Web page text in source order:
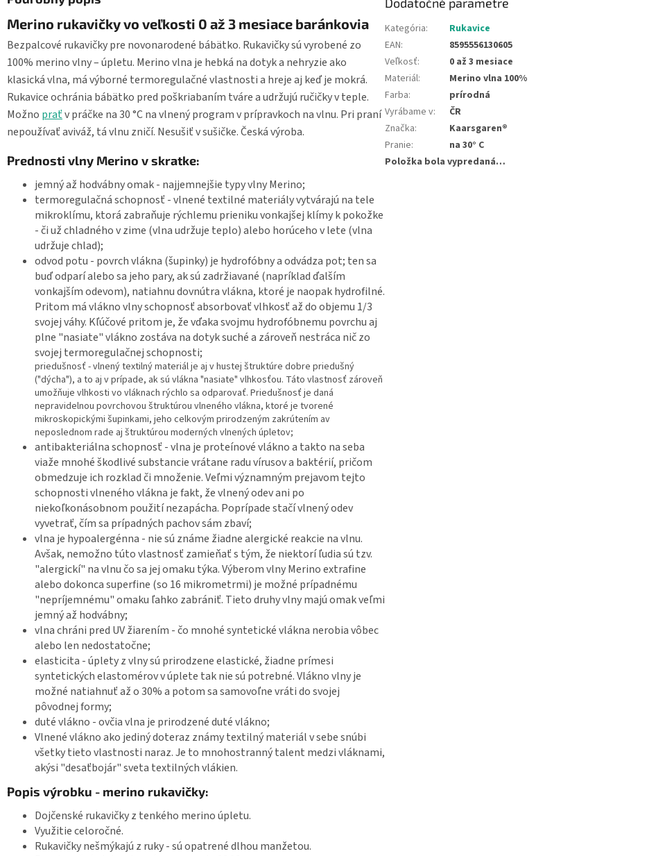
Merino rukavičky vo veľkosti 0 až 3 mesiace baránkovia
Bezpalcové rukavičky pre novonarodené bábätko. Rukavičky sú vyrobené zo
100% merino vlny – úpletu. Merino vlna je hebká na dotyk a nehryzie ako
klasická vlna, má výborné termoregulačné vlastnosti a hreje aj keď je mokrá.
Rukavice ochránia bábätko pred poškriabaním tváre a udržujú ručičky v teple.
Možno praťv práčke na 30 °C na vlnený program v prípravkoch na vlnu. Pri praní
nepoužívať aviváž, tá vlnu zničí. Nesušiť v sušičke. Česká výroba.
Prednosti vlny Merino v skratke:
jemný až hodvábny omak - najjemnejšie typy vlny Merino;
termoregulačná schopnosť - vlnené textilné materiály vytvárajú na tele
mikroklímu, ktorá zabraňuje rýchlemu prieniku vonkajšej klímy k pokožke
- či už chladného v zime (vlna udržuje teplo) alebo horúceho v lete (vlna
udržuje chlad);
odvod potu - povrch vlákna (šupinky) je hydrofóbny a odvádza pot; ten sa
buď odparí alebo sa jeho pary, ak sú zadržiavané (napríklad ďalším
vonkajším odevom), natiahnu dovnútra vlákna, ktoré je naopak hydrofilné.
Pritom má vlákno vlny schopnosť absorbovať vlhkosť až do objemu 1/3
svojej váhy. Kľúčové pritom je, že vďaka svojmu hydrofóbnemu povrchu aj
plne "nasiate" vlákno zostáva na dotyk suché a zároveň nestráca nič zo
svojej termoregulačnej schopnosti;
priedušnosť - vlnený textilný materiál je aj v hustej štruktúre dobre priedušný
("dýcha"), a to aj v prípade, ak sú vlákna "nasiate" vlhkosťou. Táto vlastnosť zároveň
umožňuje vlhkosti vo vláknach rýchlo sa odparovať. Priedušnosť je daná
nepravidelnou povrchovou štruktúrou vlneného vlákna, ktoré je tvorené
mikroskopickými šupinkami, jeho celkovým prirodzeným zakrútením av
neposlednom rade aj štruktúrou moderných vlnených úpletov;
antibakteriálna schopnosť - vlna je proteínové vlákno a takto na seba
viaže mnohé škodlivé substancie vrátane radu vírusov a baktérií, pričom
obmedzuje ich rozklad či množenie. Veľmi významným prejavom tejto
schopnosti vlneného vlákna je fakt, že vlnený odev ani po
niekoľkonásobnom použití nezapácha. Poprípade stačí vlnený odev
vyvetrať, čím sa prípadných pachov sám zbaví;
vlna je hypoalergénna - nie sú známe žiadne alergické reakcie na vlnu.
Avšak, nemožno túto vlastnosť zamieňať s tým, že niektorí ľudia sú tzv.
"alergickí" na vlnu čo sa jej omaku týka. Výberom vlny Merino extrafine
alebo dokonca superfine (so 16 mikrometrmi) je možné prípadnému
"nepríjemnému" omaku ľahko zabrániť. Tieto druhy vlny majú omak veľmi
jemný až hodvábny;
vlna chráni pred UV žiarením - čo mnohé syntetické vlákna nerobia vôbec
alebo len nedostatočne;
elasticita - úplety z vlny sú prirodzene elastické, žiadne prímesi
syntetických elastomérov v úplete tak nie sú potrebné. Vlákno vlny je
možné natiahnuť až o 30% a potom sa samovoľne vráti do svojej
pôvodnej formy;
duté vlákno - ovčia vlna je prirodzené duté vlákno;
Vlnené vlákno ako jediný doteraz známy textilný materiál v sebe snúbi
všetky tieto vlastnosti naraz. Je to mnohostranný talent medzi vláknami,
akýsi "desaťbojár" sveta textilných vlákien.
Popis výrobku - merino rukavičky:
Dojčenské rukavičky z tenkého merino úpletu.
Využitie celoročné.
Rukavičky nešmýkajú z ruky - sú opatrené dlhou manžetou.
Kategória:
Rukavice
EAN:
8595556130605
Veľkosť:
0 až 3 mesiace
Materiál:
Merino vlna 100%
Farba:
prírodná
Vyrábame v:
ČR
Značka:
Kaarsgaren®
Pranie:
na 30° C
Položka bola vypredaná…